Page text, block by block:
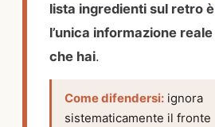
lista ingredienti sul retro è
l’unica informazione reale
che hai.
Come difendersi: ignora
sistematicamente il fronte